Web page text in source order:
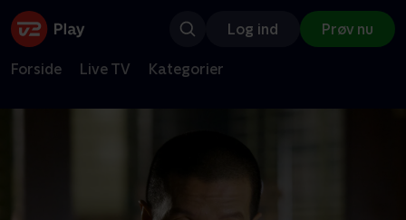
Log ind Prøv nu
Forside Live TV Kategorier